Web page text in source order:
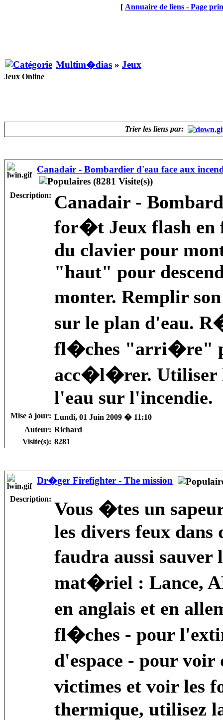
[ Annuaire de liens - Page
Multim�dias » Jeux
Jeux Online
Trier les liens par:
Canadair - Bombardier d'eau face aux
Description: Canadair -
for�t Jeux flash
du clavier pour
"haut" pour
monter. Remplir
sur le plan d'eau.
fl�ches "arri�re"
acc�l�rer. Utiliser
l'eau sur l'incendie.
Mise à jour: Lundi, 01 Juin 2009 � 11:10
Auteur: Richard
Visite(s): 8281
Dr�ger Firefighter - The mission
Description: Vous �tes un
les divers feux dans
faudra aussi
mat�riel : Lance,
en anglais et en
fl�ches - pour
d'espace - pour
victimes et voir les
thermique, utilisez